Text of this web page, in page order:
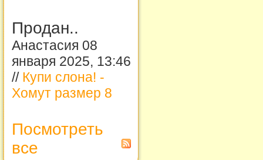
Продан..
Анастасия 08
января 2025, 13:46
// Купи слона! -
Хомут размер 8
Посмотреть
все